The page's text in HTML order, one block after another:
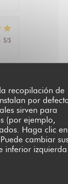
recopilación de
por
sirven para
(por ejemplo,
Haga clic en
cambiar
inferior izquierda
5/5
: 5 /5
: 5